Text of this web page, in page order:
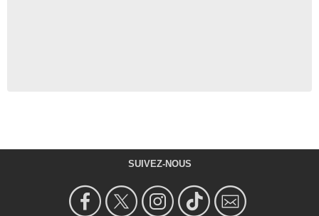
SUIVEZ-NOUS